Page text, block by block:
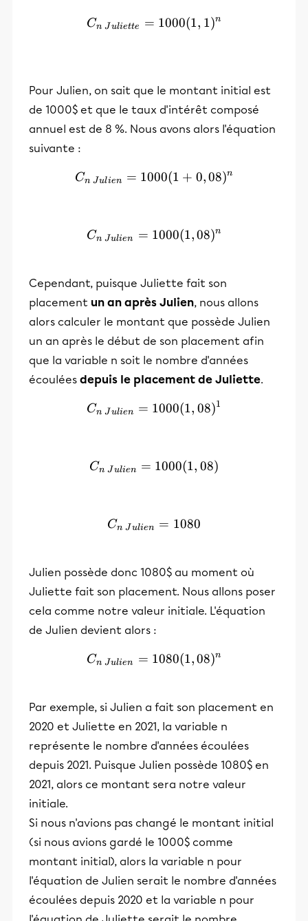
Cn Juliette = 1000(1, 1)n
Pour Julien, on sait que le montant initial est
de 1000$ et que le taux d'intérêt composé
annuel est de 8 %. Nous avons alors l'équation
suivante :
Cn Julien = 1000(1 + 0,08)n
Cn Julien = 1000(1,08)n
Cependant, puisque Juliette fait son
placement un an après Julien, nous allons
alors calculer le montant que possède Julien
un an après le début de son placement afin
que la variable n soit le nombre d'années
écoulées depuis le placement de Juliette.
Cn Julien = 1000(1, 08)1
C_{n~Julien}=1000(1,08)
Cn Julien = 1000(1, 08)
C_{n~Julien}=1080
Cn Julien = 1080
Julien possède donc 1080$ au moment où
Juliette fait son placement. Nous allons poser
cela comme notre valeur initiale. L'équation
de Julien devient alors :
Cn Julien = 1080(1,08)n
Par exemple, si Julien a fait son placement en
2020 et Juliette en 2021, la variable n
représente le nombre d'années écoulées
depuis 2021. Puisque Julien possède 1080$ en
2021, alors ce montant sera notre valeur
initiale.
Si nous n'avions pas changé le montant initial
(si nous avions gardé le 1000$ comme
montant initial), alors la variable n pour
l'équation de Julien serait le nombre d'années
écoulées depuis 2020 et la variable n pour